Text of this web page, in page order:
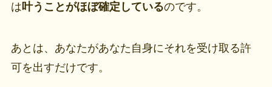
は叶うことがほぼ確定しているのです。
あとは、あなたがあなた自身にそれを受け取る許
可を出すだけです。